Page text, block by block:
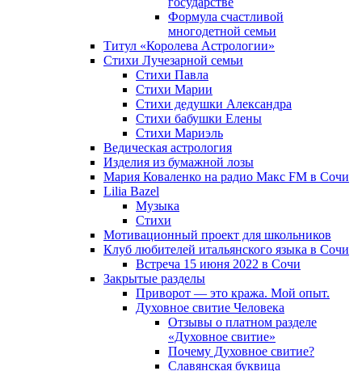
Формула счастливой
многодетной семьи
Титул «Королева Астрологии»
Стихи Лучезарной семьи
Стихи Павла
Стихи Марии
Стихи дедушки Александра
Стихи бабушки Елены
Стихи Мариэль
Ведическая астрология
Изделия из бумажной лозы
Мария Коваленко на радио Maкс FM в Сочи
Lilia Bazel
Музыка
Cтихи
Мотивационный проект для школьников
Клуб любителей итальянского языка в Сочи
Встреча 15 июня 2022 в Сочи
Закрытые разделы
Приворот — это кража. Мой опыт.
Духовное свитие Человека
Отзывы о платном разделе
«Духовное свитие»
Почему Духовное свитие?
Славянская буквица